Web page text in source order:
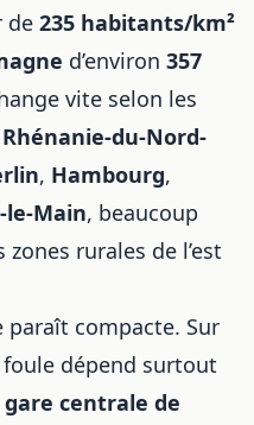
de 235 habitants/km²
d’environ 357
vite selon les
Rhénanie-du-Nord-
, Hambourg,
Main, beaucoup
rurales de l’est
paraît compacte. Sur
dépend surtout
gare centrale de